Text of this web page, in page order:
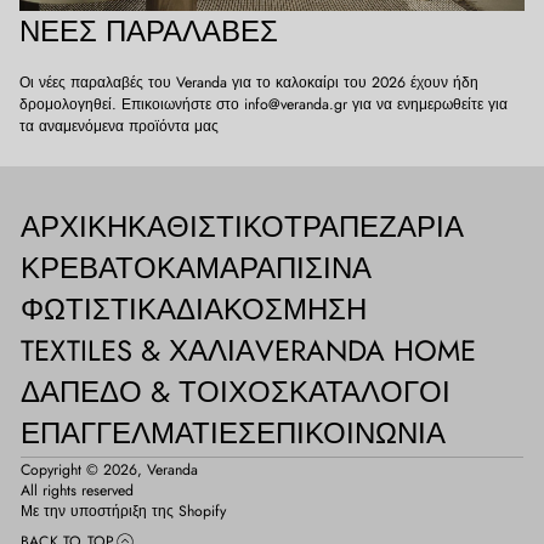
ΝΈΕΣ ΠΑΡΑΛΑΒΈΣ
Οι νέες παραλαβές του Veranda για το καλοκαίρι του 2026 έχουν ήδη
δρομολογηθεί. Επικοιωνήστε στο info@veranda.gr για να ενημερωθείτε για
τα αναμενόμενα προϊόντα μας
ΑΡΧΙΚΉΚΑΘΙΣΤΙΚΌΤΡΑΠΕΖΑΡΊΑ
ΚΡΕΒΑΤΟΚΆΜΑΡΑΠΙΣΊΝΑ
ΦΩΤΙΣΤΙΚΆΔΙΑΚΌΣΜΗΣΗ
TEXTILES & ΧΑΛΙΆVERANDA HOME
ΔΆΠΕΔΟ & ΤΟΊΧΟΣΚΑΤΆΛΟΓΟΙ
ΕΠΑΓΓΕΛΜΑΤΊΕΣΕΠΙΚΟΙΝΩΝΊΑ
Copyright © 2026, Veranda
All rights reserved
Με την υποστήριξη της Shopify